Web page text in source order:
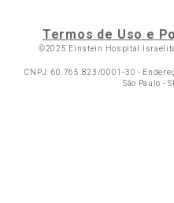
Termos de Uso e
©2025 Einstein Hospital
CNPJ: 60.765.823/0001-30 -
São Paulo -